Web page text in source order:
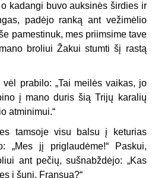
kadangi buvo auksinės širdies ir
padėjo ranką ant vežimėlio
pamestinuk, mes priimsime tave
broliui Žakui stumti šį rastą
prabilo: „Tai meilės vaikas, jo
į mano duris šią Trijų karalių
atminimui.“
tamsoje visu balsu į keturias
„Mes jį priglaudėme!“ Paskui,
ant pečių, sušnabždėjo: „Kas
į šunį, Fransua?“